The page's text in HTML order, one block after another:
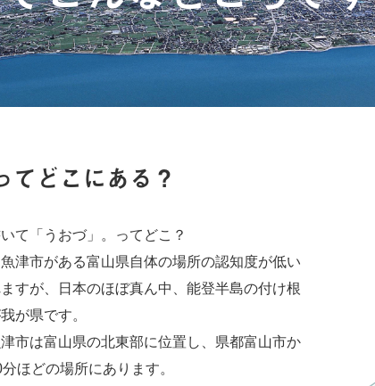
てどこにある？
て「うおづ」。ってどこ？
津市がある富山県自体の場所の認知度が低い
すが、日本のほぼ真ん中、能登半島の付け根
が県です。
市は富山県の北東部に位置し、県都富山市か
ほどの場所にあります。